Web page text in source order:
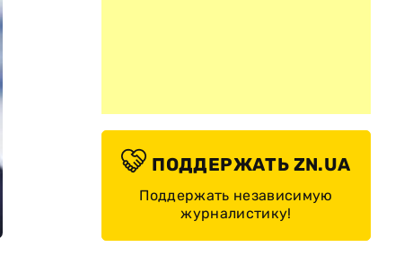
ПОДДЕРЖАТЬ ZN.UA
Поддержать независимую
журналистику!